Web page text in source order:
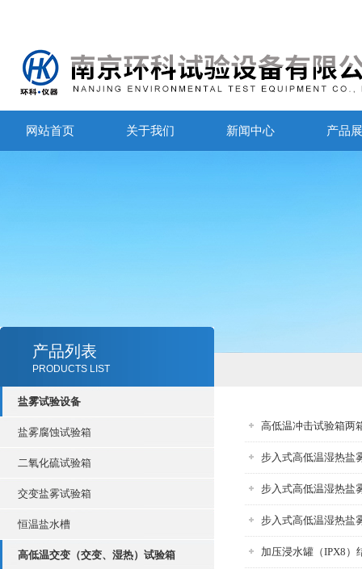
网站首页 关于我们 新闻中心 产品
产品列表
PRODUCTS LIST
盐雾试验设备
盐雾腐蚀试验箱
二氧化硫试验箱
交变盐雾试验箱
恒温盐水槽
高低温交变（交变、湿热）试验箱
高低温冲击试验箱两
步入式高低温湿热盐
步入式高低温湿热盐
步入式高低温湿热盐
加压浸水罐（IPX8）